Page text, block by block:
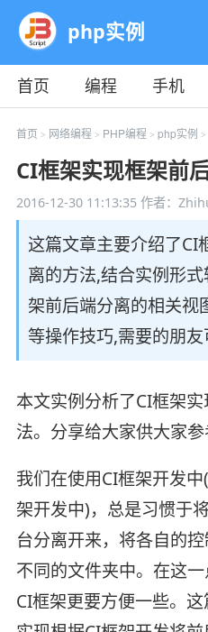
php实例
首页 编程 手机
教程
平面 服务器
首页 > 网络编程 > PHP编程 > php实例 >
CI框架实现框架前
2016-12-30 11:13:35作者：
这篇文章主要介绍了CI
离的方法,结合实例形
架前后端分离的相关视
等操作技巧,需要的朋
本文实例分析了CI框架
法。分享给大家供大家参
我们在使用CI框架开发
架开发中)，总是习惯于
台分离开来，将各自的
不同的文件夹中。在这
CI框架更要方便一些。